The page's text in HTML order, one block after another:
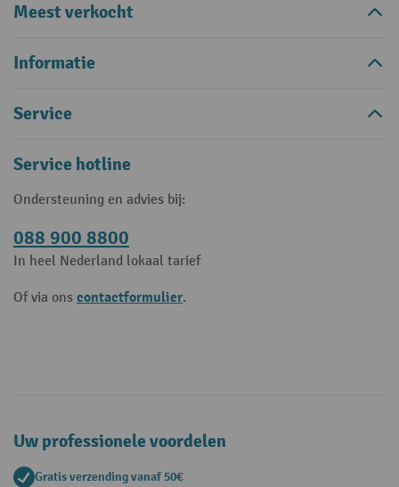
Meest verkocht
Informatie
Service
Service hotline
Ondersteuning en advies bij:
088 900 8800
In heel Nederland lokaal tarief
Of via ons contactformulier.
Uw professionele voordelen
Gratis verzending vanaf 50€